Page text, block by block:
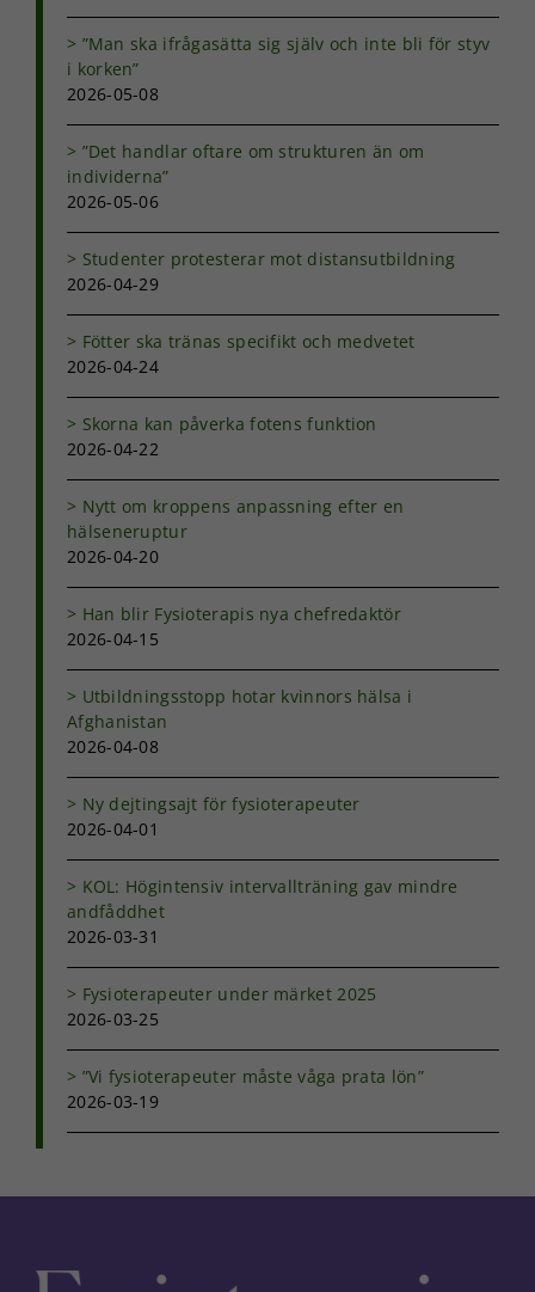
”Man ska ifrågasätta sig själv och inte bli för styv
i korken”
2026-05-08
”Det handlar oftare om strukturen än om
individerna”
2026-05-06
Studenter protesterar mot distansutbildning
2026-04-29
Fötter ska tränas specifikt och medvetet
2026-04-24
Skorna kan påverka fotens funktion
2026-04-22
Nytt om kroppens anpassning efter en
hälseneruptur
2026-04-20
Han blir Fysioterapis nya chefredaktör
2026-04-15
Utbildningsstopp hotar kvinnors hälsa i
Afghanistan
2026-04-08
Ny dejtingsajt för fysioterapeuter
2026-04-01
KOL: Högintensiv intervallträning gav mindre
andfåddhet
2026-03-31
Fysioterapeuter under märket 2025
2026-03-25
”Vi fysioterapeuter måste våga prata lön”
2026-03-19
bra som
Om du nekar
de här
att försvinna
från
intressen och ditt
surfar ökar du
chansen att få se
personligt